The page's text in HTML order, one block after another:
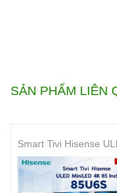
nét, sống động với
SẢN PHẨM LIÊN